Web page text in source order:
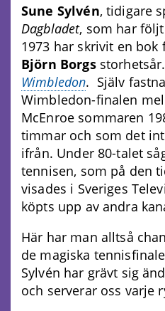
Sune Sylvén, tidigare
Dagbladet, som har
1973 har skrivit en
Björn Borgsstorhetsår.
Wimbledon. Själv
Wimbledon-finalen
McEnroe sommaren
timmar och som det
ifrån. Under 80-talet
tennisen, som på den
visades i Sveriges
köpts upp av andra
Här har man alltså
de magiska
Sylvén har grävt sig
och serverar oss varje